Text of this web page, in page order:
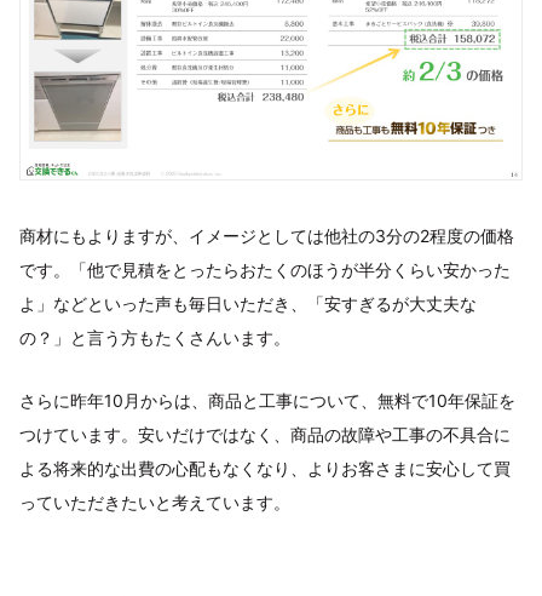
商材にもよりますが、イメージとしては他社の3分の2程度の価格
です。「他で見積をとったらおたくのほうが半分くらい安かった
よ」などといった声も毎日いただき、「安すぎるが大丈夫な
の？」と言う方もたくさんいます。
さらに昨年10月からは、商品と工事について、無料で10年保証を
つけています。安いだけではなく、商品の故障や工事の不具合に
よる将来的な出費の心配もなくなり、よりお客さまに安心して買
っていただきたいと考えています。